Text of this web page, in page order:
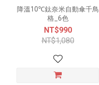
降溫10℃鈦奈米自動傘千鳥
格_6色
NT$990
NT$1,080